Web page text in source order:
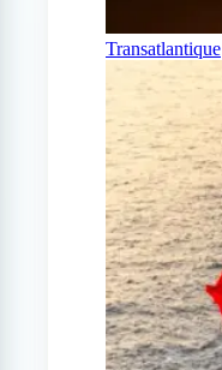
Transatlantique